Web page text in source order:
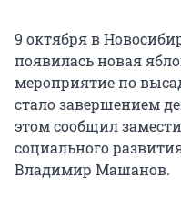
9 октября в
появилась новая
мероприятие по
стало завершением
этом сообщил
социального
Владимир Машанов.